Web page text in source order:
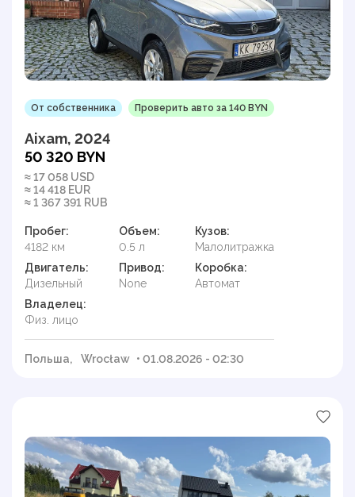
От собственника Проверить авто за 140 BYN
Aixam, 2024
50 320 BYN
≈ 17 058 USD
≈ 14 418 EUR
≈ 1 367 391 RUB
Пробег:
4182 км
Объем:
0.5 л
Кузов:
Малолитражка
Двигатель:
Дизельный
Привод:
None
Коробка:
Автомат
Владелец:
Физ. лицо
Польша, Wrocław • 01.08.2026 - 02:30